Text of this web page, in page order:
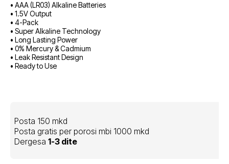
• AAA (LR03) Alkaline Batteries
• 1.5V Output
• 4-Pack
• Super Alkaline Technology
• Long Lasting Power
• 0% Mercury & Cadmium
• Leak Resistant Design
• Ready to Use
Posta 150 mkd
Posta gratis per porosi mbi 1000 mkd
Dergesa 1-3 dite